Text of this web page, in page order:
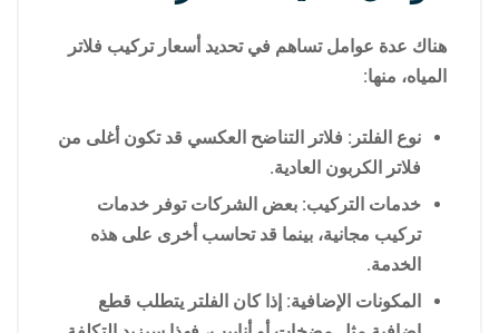
هناك عدة عوامل تساهم في تحديد أسعار تركيب فلاتر
المياه، منها:
نوع الفلتر: فلاتر التناضح العكسي قد تكون أغلى من
فلاتر الكربون العادية.
خدمات التركيب: بعض الشركات توفر خدمات
تركيب مجانية، بينما قد تحاسب أخرى على هذه
الخدمة.
المكونات الإضافية: إذا كان الفلتر يتطلب قطع